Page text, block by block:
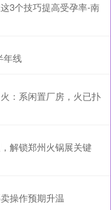
3个技巧提高受孕率-南
年线
：系闲置厂房，火已扑
解锁郑州火锅展关键
操作预期升温